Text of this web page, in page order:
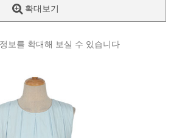
확대보기
보를 확대해 보실 수 있습니다